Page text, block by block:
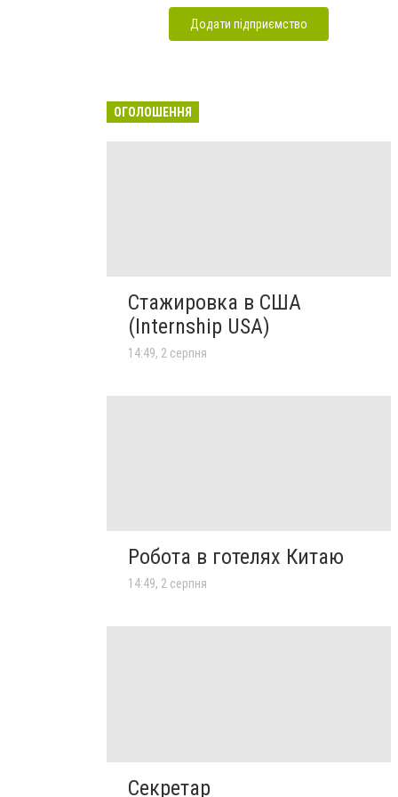
Додати підприємство
ОГОЛОШЕННЯ
Стажировка в США
(Internship USA)
14:49, 2 серпня
Робота в готелях Китаю
14:49, 2 серпня
Секретар